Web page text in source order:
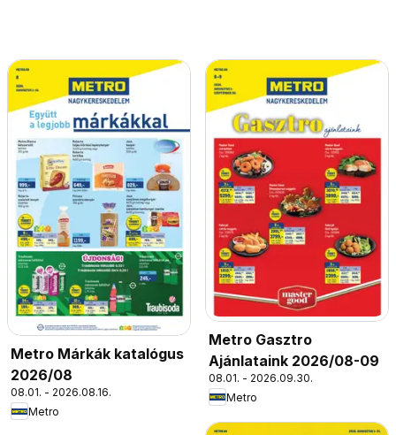
Metro Márkák katalógus
2026/08
08.01. - 2026.08.16.
Metro
Metro Gasztro
Ajánlataink 2026/08-09
08.01. - 2026.09.30.
Metro